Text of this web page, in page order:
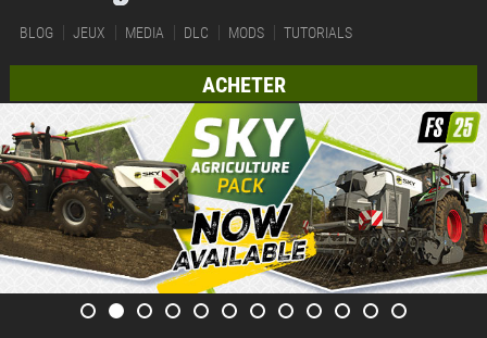
BLOG JEUX MEDIA DLC MODS TUTORIALS
ACHETER